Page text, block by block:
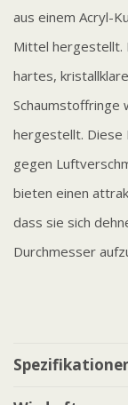
aus einem Acryl-
Mittel hergestellt.
hartes,
Schaumstoffringe
hergestellt. Diese
gegen
bieten einen
dass sie sich
Durchmesser